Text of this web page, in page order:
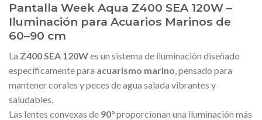
Pantalla Week Aqua Z400 SEA 120W –
Iluminación para Acuarios Marinos de
60–90 cm
La Z400 SEA 120Wes un sistema de iluminación diseñado
específicamente para acuarismo marino , pensado para
mantener corales y peces de agua salada vibrantes y
saludables.
Las lentes convexas de 90°proporcionan una iluminación más